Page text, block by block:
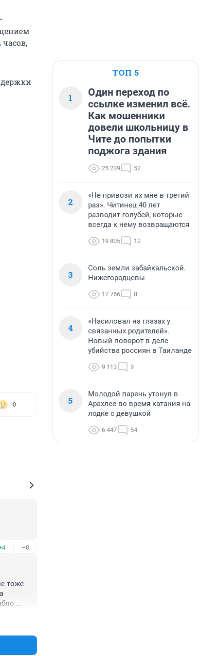
0
–0
тоже
ТОП 5
1
Один переход по
ссылке изменил всё.
Как мошенники
довели школьницу в
Чите до попытки
поджога здания
25 239 52
2
«Не привози их мне в третий
раз». Читинец 40 лет
разводит голубей, которые
всегда к нему возвращаются
19 805 12
3
Соль земли забайкальской.
Нижегородцевы
17 766 8
4
«Насиловал на глазах у
связанных родителей».
Новый поворот в деле
убийства россиян в Таиланде
9 113 9
5
Молодой парень утонул в
Арахлее во время катания на
лодке с девушкой
6 447 84